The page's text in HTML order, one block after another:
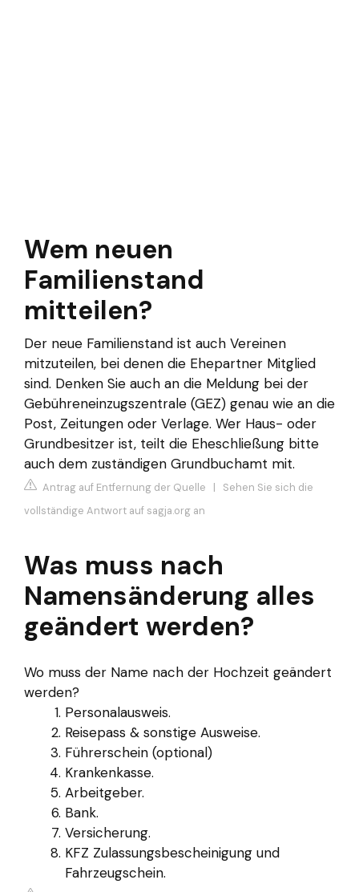
Wem neuen
Familienstand
mitteilen?
Der neue Familienstand ist auch Vereinen
mitzuteilen, bei denen die Ehepartner Mitglied
sind. Denken Sie auch an die Meldung bei der
Gebühreneinzugszentrale (GEZ) genau wie an die
Post, Zeitungen oder Verlage. Wer Haus- oder
Grundbesitzer ist, teilt die Eheschließung bitte
auch dem zuständigen Grundbuchamt mit.
Antrag auf Entfernung der Quelle | Sehen Sie sich die
vollständige Antwort auf sagja.org an
Was muss nach
Namensänderung alles
geändert werden?
Wo muss der Name nach der Hochzeit geändert
werden?
Personalausweis.
Reisepass & sonstige Ausweise.
Führerschein (optional)
Krankenkasse.
Arbeitgeber.
Bank.
Versicherung.
KFZ Zulassungsbescheinigung und
Fahrzeugschein.